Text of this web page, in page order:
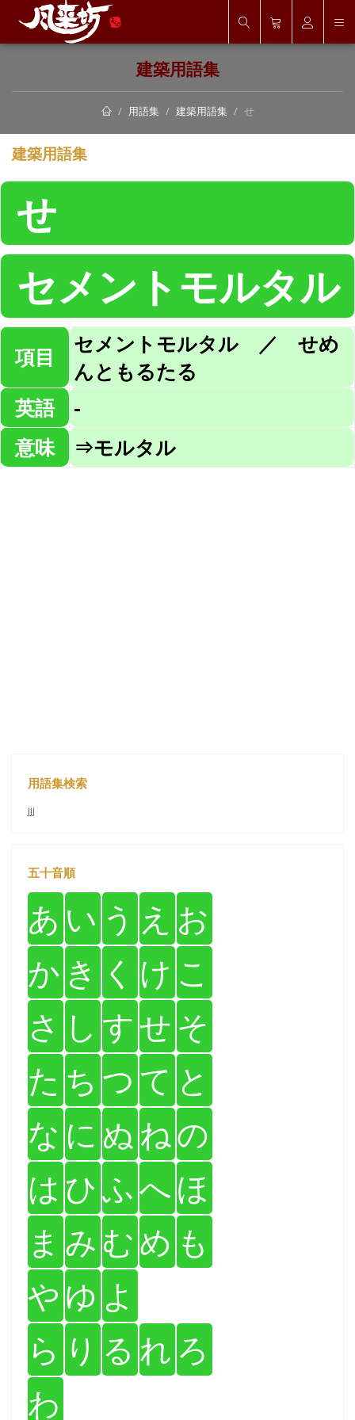
建築用語集
用語集 建築用語集 せ
建築用語集
せ
セメントモルタル
項目
セメントモルタル ／ せめ
んともるたる
英語
-
意味
⇒モルタル
用語集検索
jjj
五十音順
あ い う え お
か き く け こ
さ し すせ そ
た ち つ て と
な に ぬ ねの
は ひふへほ
ま み むめ も
や ゆ よ
ら り る れ ろ
わ